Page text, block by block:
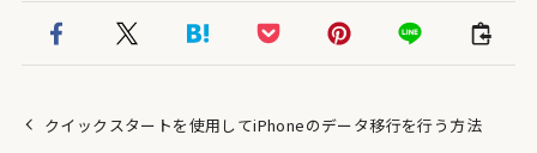
クイックスタートを使用してiPhoneのデータ移行を行う方法